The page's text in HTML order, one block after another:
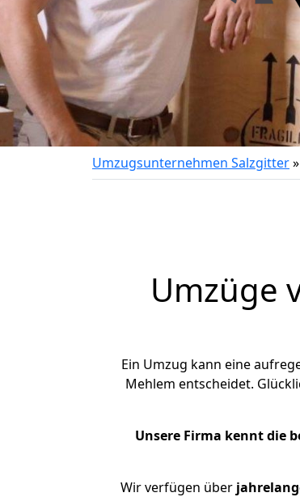
Umzugsunternehmen Salzgitter»
Umzüge
Ein Umzug kann eine
Mehlem entscheidet.
Unsere Firma kennt die
Wir verfügen über